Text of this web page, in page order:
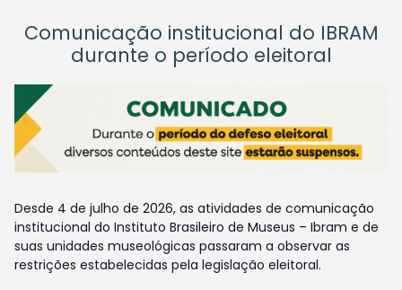
Comunicação institucional do IBRAM
durante o período eleitoral
Desde 4 de julho de 2026, as atividades de comunicação
institucional do Instituto Brasileiro de Museus – Ibram e de
suas unidades museológicas passaram a observar as
restrições estabelecidas pela legislação eleitoral.